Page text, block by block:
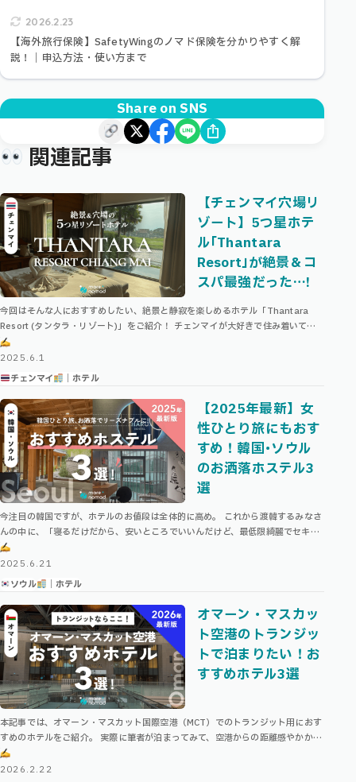
2026.2.23
【海外旅行保険】SafetyWingのノマド保険を分かりやすく解
説！｜申込方法・使い方まで
Share on SNS
関連記事
【チェンマイ穴場リ
ゾート】5つ星ホテ
ル｢Thantara
Resort｣が絶景＆コ
スパ最強だった…!
今回はそんな人におすすめしたい、絶景と静寂を楽しめるホテル「Thantara
Resort (タンタラ・リゾート)」をご紹介！ チェンマイが大好きで住み着いてし
2025.6.1
チェンマイ
｜ホテル
【2025年最新】女
性ひとり旅にもおす
すめ！韓国･ソウル
のお洒落ホステル3
選
今注目の韓国ですが、ホテルのお値段は全体的に高め。 これから渡韓するみなさ
んの中に、「寝るだけだから、安いところでいいんだけど、最低限綺麗でセキュ
リティとロケーションは担保したい」と思っている方がいたら、今回の記事がお
役 …
2025.6.21
ソウル
｜ホテル
オマーン・マスカッ
ト空港のトランジッ
トで泊まりたい！お
すすめホテル3選
本記事では、オマーン・マスカット国際空港（MCT）でのトランジット用におす
すめのホテルをご紹介。 実際に筆者が泊まってみて、空港からの距離感やかかる
時間、注意点などを踏まえてご紹介します！ Index オマーンのトランジ …
2026.2.22